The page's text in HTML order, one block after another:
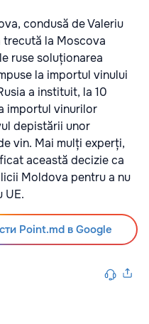
condusă de Valeriu
trecută la Moscova
ruse soluționarea
la importul vinului
a instituit, la 10
importul vinurilor
depistării unor
vin. Mai mulți experți,
această decizie ca
Moldova pentru a nu
UE.
Point.md в Google